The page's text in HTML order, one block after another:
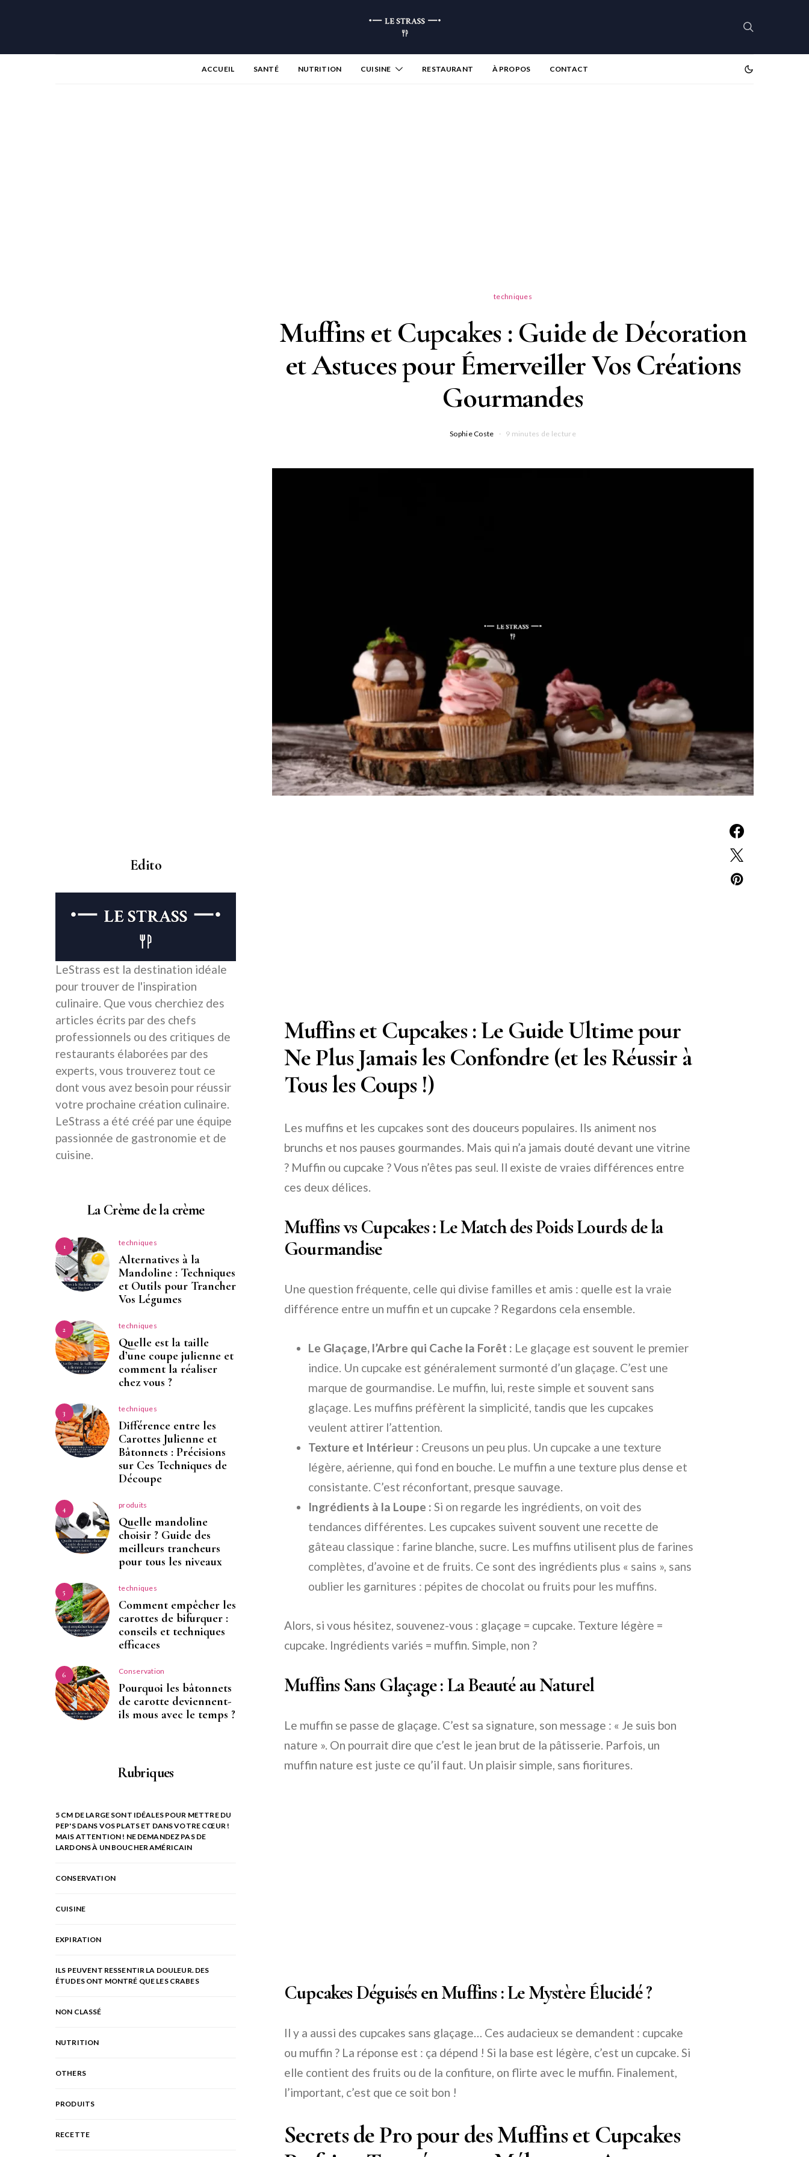
ACCUEIL SANTÉ NUTRITION CUISINE RESTAURANT À PROPOS CONTACT
techniques
Muffins et Cupcakes : Guide de Décoration
et Astuces pour Émerveiller Vos Créations
Gourmandes
Sophie Coste 9 minutes de lecture
Muffins et Cupcakes : Le Guide Ultime pour
Ne Plus Jamais les Confondre (et les Réussir à
Tous les Coups !)
Les muffins et les cupcakes sont des douceurs populaires. Ils animent nos
brunchs et nos pauses gourmandes. Mais qui n’a jamais douté devant une vitrine
? Muffin ou cupcake ? Vous n’êtes pas seul. Il existe de vraies différences entre
ces deux délices.
Muffins vs Cupcakes : Le Match des Poids Lourds de la
Gourmandise
Une question fréquente, celle qui divise familles et amis : quelle est la vraie
différence entre un muffin et un cupcake ? Regardons cela ensemble.
Le Glaçage, l’Arbre qui Cache la Forêt : Le glaçage est souvent le premier
indice. Un cupcake est généralement surmonté d’un glaçage. C’est une
marque de gourmandise. Le muffin, lui, reste simple et souvent sans
glaçage. Les muffins préfèrent la simplicité, tandis que les cupcakes
veulent attirer l’attention.
Texture et Intérieur : Creusons un peu plus. Un cupcake a une texture
légère, aérienne, qui fond en bouche. Le muffin a une texture plus dense et
consistante. C’est réconfortant, presque sauvage.
Ingrédients à la Loupe : Si on regarde les ingrédients, on voit des
tendances différentes. Les cupcakes suivent souvent une recette de
gâteau classique : farine blanche, sucre. Les muffins utilisent plus de farines
complètes, d’avoine et de fruits. Ce sont des ingrédients plus « sains », sans
oublier les garnitures : pépites de chocolat ou fruits pour les muffins.
Alors, si vous hésitez, souvenez-vous : glaçage = cupcake. Texture légère =
cupcake. Ingrédients variés = muffin. Simple, non ?
Muffins Sans Glaçage : La Beauté au Naturel
Le muffin se passe de glaçage. C’est sa signature, son message : « Je suis bon
nature ». On pourrait dire que c’est le jean brut de la pâtisserie. Parfois, un
muffin nature est juste ce qu’il faut. Un plaisir simple, sans fioritures.
Cupcakes Déguisés en Muffins : Le Mystère Élucidé ?
Il y a aussi des cupcakes sans glaçage… Ces audacieux se demandent : cupcake
ou muffin ? La réponse est : ça dépend ! Si la base est légère, c’est un cupcake. Si
elle contient des fruits ou de la confiture, on flirte avec le muffin. Finalement,
l’important, c’est que ce soit bon !
Secrets de Pro pour des Muffins et Cupcakes
Edito
LeStrass est la destination idéale
pour trouver de l'inspiration
culinaire. Que vous cherchiez des
articles écrits par des chefs
professionnels ou des critiques de
restaurants élaborées par des
experts, vous trouverez tout ce
dont vous avez besoin pour réussir
votre prochaine création culinaire.
LeStrass a été créé par une équipe
passionnée de gastronomie et de
cuisine.
La Crème de la crème
1 techniques
Alternatives à la
Mandoline : Techniques
et Outils pour Trancher
Vos Légumes
2 techniques
Quelle est la taille
d’une coupe julienne et
comment la réaliser
chez vous ?
3 techniques
Différence entre les
Carottes Julienne et
Bâtonnets : Précisions
sur Ces Techniques de
Découpe
4 produits
Quelle mandoline
choisir ? Guide des
meilleurs trancheurs
pour tous les niveaux
5 techniques
Comment empêcher les
carottes de bifurquer :
conseils et techniques
efficaces
6 Conservation
Pourquoi les bâtonnets
de carotte deviennent-
ils mous avec le temps ?
Rubriques
5 CM DE LARGE SONT IDÉALES POUR METTRE DU
PEP'S DANS VOS PLATS ET DANS VOTRE CŒUR !
MAIS ATTENTION ! NE DEMANDEZ PAS DE
LARDONS À UN BOUCHER AMÉRICAIN
CONSERVATION
CUISINE
EXPIRATION
ILS PEUVENT RESSENTIR LA DOULEUR. DES
ÉTUDES ONT MONTRÉ QUE LES CRABES
NON CLASSÉ
NUTRITION
OTHERS
PRODUITS
RECETTE